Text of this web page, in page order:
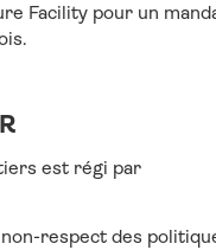
Facility pour un
est régi par
respect des